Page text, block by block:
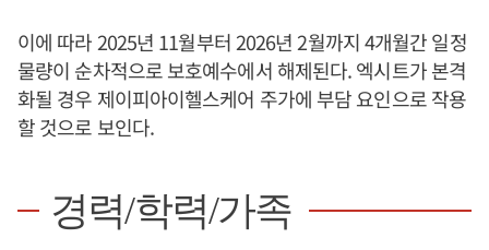
이에 따라 2025년 11월부터 2026년 2월까지 4개월간 일정
물량이 순차적으로 보호예수에서 해제된다. 엑시트가 본격
화될 경우 제이피아이헬스케어 주가에 부담 요인으로 작용
할 것으로 보인다.
경력/학력/가족